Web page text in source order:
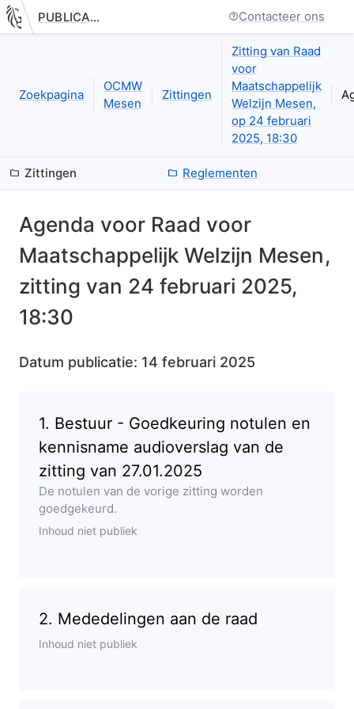
Nieuwe pagina: bestuurseenheid.zittingen.zitting.agenda.index
PUBLICATIE.GELINKT-NOTULEREN.VLAANDEREN.BE Contacteer ons
Zoekpagina
OCMW
Mesen
Zittingen
Zitting van Raad
voor
Maatschappelijk
Welzijn Mesen,
op 24 februari
2025, 18:30
Zittingen Reglementen
Agenda voor Raad voor
Maatschappelijk Welzijn Mesen,
zitting van 24 februari 2025,
18:30
Datum publicatie: 14 februari 2025
1. Bestuur - Goedkeuring notulen en
kennisname audioverslag van de
zitting van 27.01.2025
gepland
De notulen van de vorige zitting worden
goedgekeurd.
Inhoud niet publiek
2. Mededelingen aan de raad
gepland
Inhoud niet publiek